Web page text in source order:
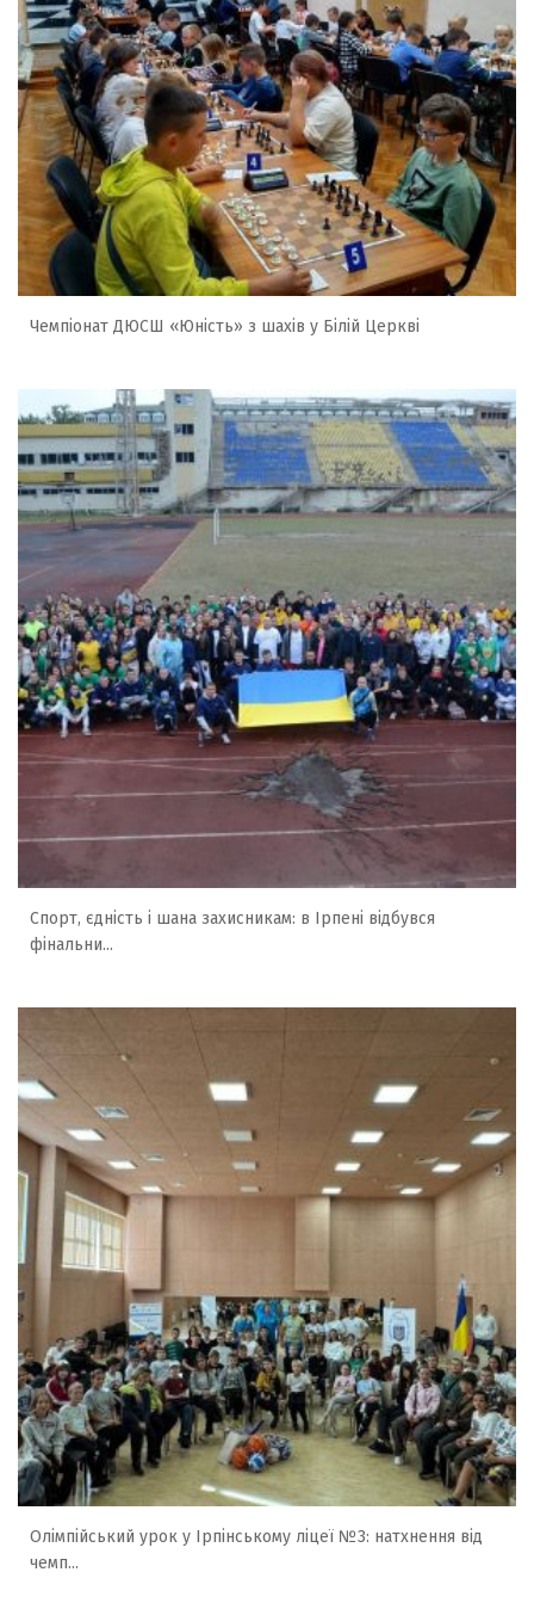
Чемпіонат ДЮСШ «Юність» з шахів у Білій Церкві
Спорт, єдність і шана захисникам: в Ірпені відбувся
фінальни...
Олімпійський урок у Ірпінському ліцеї №3: натхнення від
чемп...